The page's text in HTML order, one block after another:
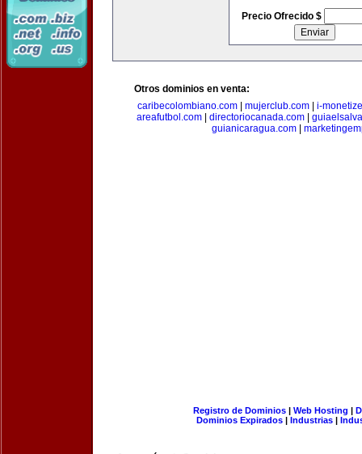
Precio Ofrecido $
Otros dominios en venta:
caribecolombiano.com| mujerclub.com| i-
areafutbol.com
directoriocanada.com
guianicaragua.com
Registro de Dominios| Web Hosting |
Dominios Expirados | Industrias |